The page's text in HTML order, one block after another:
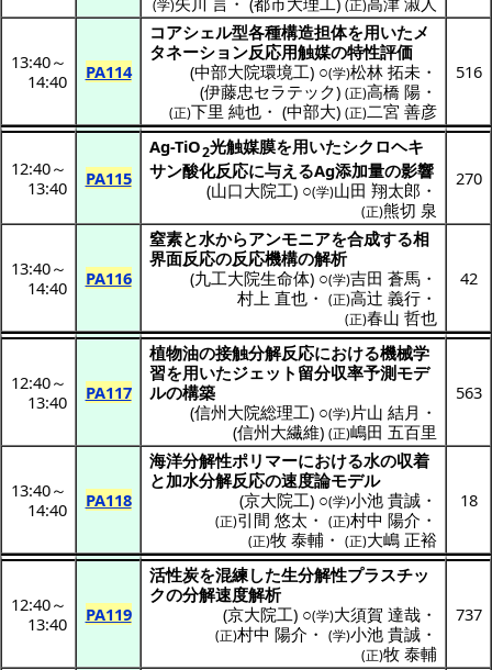
(学) (正)
13:40～
14:40
PA114
コアシェル型各種構造担体を用いたメ
タネーション反応用触媒の特性評価
(中部大院環境工) ○(学)松林 拓未・
(伊藤忠セラテック) (正)高橋 陽・
(正)下里 純也・ (中部大) (正)二宮 善彦
516
12:40～
13:40
PA115
Ag-TiO2光触媒膜を用いたシクロヘキ
サン酸化反応に与えるAg添加量の影響
(山口大院工) ○(学)山田 翔太郎 ・
(正)熊切 泉
270
13:40～
14:40
PA116
窒素と水からアンモニアを合成する相
界面反応の反応機構の解析
(九工大院生命体) ○(学)吉田 蒼馬・
村上 直也・ (正)高辻 義行・
(正)春山 哲也
42
12:40～
13:40
PA117
植物油の接触分解反応における機械学
習を用いたジェット 留分収率予測モデ
ルの構築
(信州大院総理工) ○(学)片山 結月 ・
(信州大繊維) (正)嶋田 五百里
563
13:40～
14:40
PA118
海洋分解性ポリマーにおける水の収着
と加水分解反応の速度論モデル
(京大院工) ○(学)小池 貴誠・
(正)引間 悠太 ・ (正)村中 陽介 ・
(正)牧 泰輔・ (正)大嶋 正裕
18
12:40～
13:40
PA119
活性炭を混練した生分解性プラスチッ
クの分解速度解析
(京大院工) ○(学)大須賀 達哉・
(正)村中 陽介 ・ (学)小池 貴誠・
(正)牧 泰輔
737